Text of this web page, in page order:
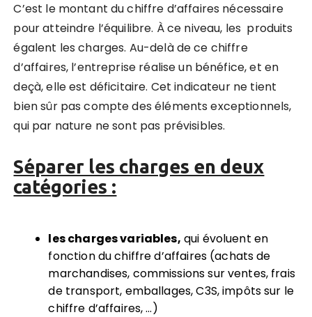
C’est le montant du chiffre d’affaires nécessaire
pour atteindre l’équilibre. À ce niveau, les produits
égalent les charges. Au-delà de ce chiffre
d’affaires, l’entreprise réalise un bénéfice, et en
deçà, elle est déficitaire. Cet indicateur ne tient
bien sûr pas compte des éléments exceptionnels,
qui par nature ne sont pas prévisibles.
Séparer les charges en deux
catégories :
les charges variables, qui évoluent en
fonction du chiffre d’affaires (achats de
marchandises, commissions sur ventes, frais
de transport, emballages, C3S, impôts sur le
chiffre d’affaires, …)